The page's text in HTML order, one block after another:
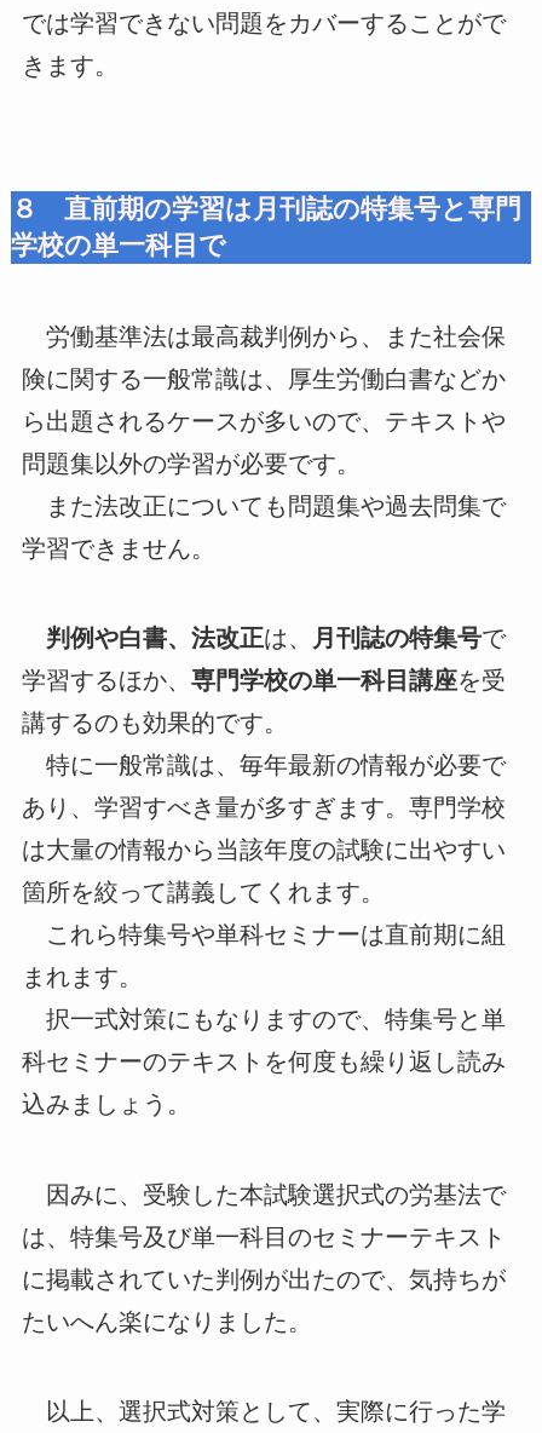
では学習できない問題をカバーすることがで
きます。
８ 直前期の学習は月刊誌の特集号と専門
学校の単一科目で
労働基準法は最高裁判例から、また社会保
険に関する一般常識は、厚生労働白書などか
ら出題されるケースが多いので、テキストや
問題集以外の学習が必要です。
また法改正についても問題集や過去問集で
学習できません。
判例や白書、法改正は、 月刊誌の特集号で
学習するほか、 専門学校の単一科目講座を受
講するのも効果的です。
特に一般常識は、毎年最新の情報が必要で
あり、学習すべき量が多すぎます。専門学校
は大量の情報から当該年度の試験に出やすい
箇所を絞って講義してくれます。
これら特集号や単科セミナーは直前期に組
まれます。
択一式対策にもなりますので、特集号と単
科セミナーのテキストを何度も繰り返し読み
込みましょう。
因みに、受験した本試験選択式の労基法で
は、特集号及び単一科目のセミナーテキスト
に掲載されていた判例が出たので、気持ちが
たいへん楽になりました。
以上、選択式対策として、実際に行った学